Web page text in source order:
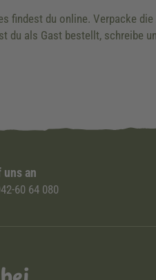
findest du online. Verpacke
du als Gast bestellt, schreibe
uns an
60 64 080